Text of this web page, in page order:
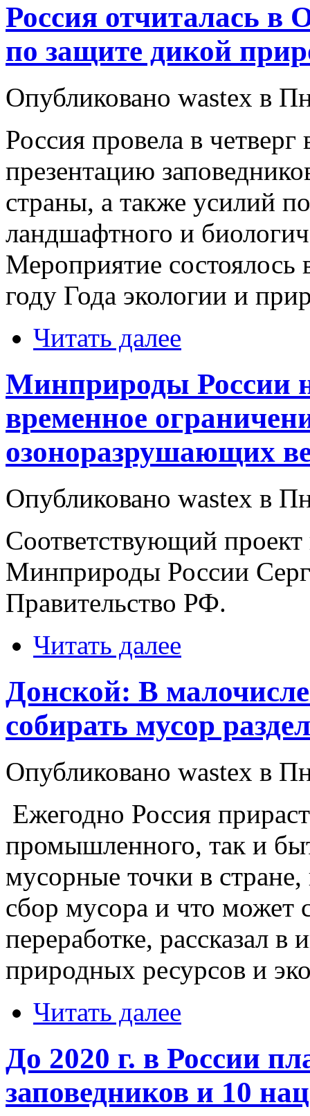
Россия отчиталась
по защите дикой
Опубликовано wastex в
Россия провела в
презентацию
страны, а также усилий
ландшафтного и
Мероприятие состоялось
году Года экологии и
Читать далее
Минприроды России
временное
озоноразрушающих
Опубликовано wastex в
Соответствующий проект
Минприроды России
Правительство РФ.
Читать далее
Донской: В
собирать мусор
Опубликовано wastex в
Ежегодно Россия
промышленного, так и
мусорные точки в стране,
сбор мусора и что может
переработке, рассказал
природных ресурсов и
Читать далее
До 2020 г. в России
заповедников и 10